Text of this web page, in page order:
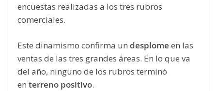
encuestas realizadas a los tres rubros
comerciales.
Este dinamismo confirma un desplome en las
ventas de las tres grandes áreas. En lo que va
del año, ninguno de los rubros terminó
en terreno positivo.